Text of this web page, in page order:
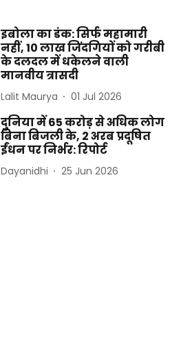
इबोला का डंक: सिर्फ महामारी
नहीं, 10 लाख जिंदगियों को गरीबी
के दलदल में धकेलने वाली
मानवीय त्रासदी
Lalit Maurya 01 Jul 2026
दुनिया में 65 करोड़ से अधिक लोग
बिना बिजली के, 2 अरब प्रदूषित
ईंधन पर निर्भर: रिपोर्ट
Dayanidhi 25 Jun 2026